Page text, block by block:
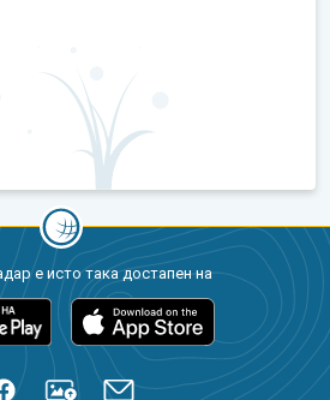
е исто така достапен на